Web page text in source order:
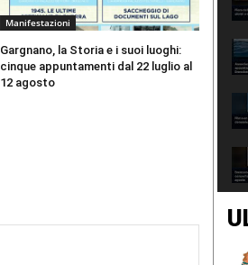
Manifestazioni
Gargnano, la Storia e i suoi luoghi:
cinque appuntamenti dal 22 luglio al
12 agosto